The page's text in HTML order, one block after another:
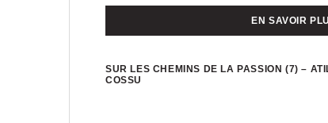
EN SAVOIR
SUR LES CHEMINS DE LA PASSION (7) –
COSSU